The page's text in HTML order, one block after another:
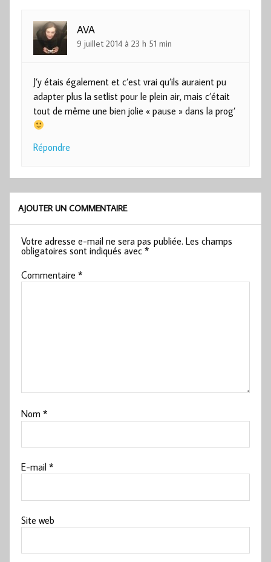
AVA
9 juillet 2014 à 23 h 51 min
J’y étais également et c’est vrai qu’ils auraient pu
adapter plus la setlist pour le plein air, mais c’était
tout de même une bien jolie « pause » dans la prog’
Répondre
AJOUTER UN COMMENTAIRE
Votre adresse e-mail ne sera pas publiée. Les champs
obligatoires sont indiqués avec*
Commentaire*
Nom*
E-mail*
Site web